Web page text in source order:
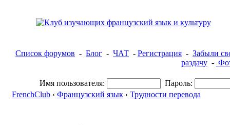
Список форумов - Блог - ЧАТ - Регистрация - Забыли
раздачу -
Имя пользователя:
Пароль:
FrenchClub ‹ Французский язык ‹ Трудности перевода